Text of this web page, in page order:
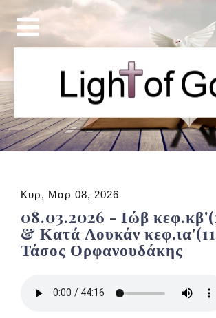
Κυρ, Μαρ 08, 2026
08.03.2026 - Ιώβ
& Κατά Λουκάν
Τάσος Ορφανουδάκης